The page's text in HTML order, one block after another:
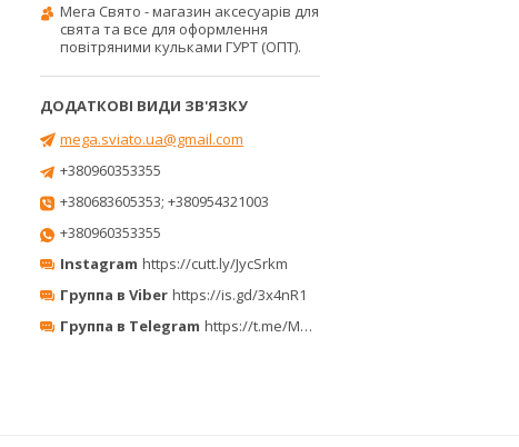
Мега Свято - магазин аксесуарів для
свята та все для оформлення
повітряними кульками ГУРТ (ОПТ).
mega.sviato.ua@gmail.com
+380960353355
+380683605353; +380954321003
+380960353355
Instagram https://cutt.ly/JycSrkm
Группа в Viber https://is.gd/3x4nR1
Группа в Telegram https://t.me/MegaPrazdnikUA